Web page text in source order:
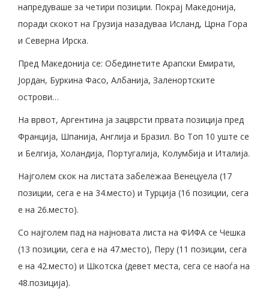
напредуваше за четири позиции. Покрај Македонија,
поради скокот на Грузија назадуваа Исланд, Црна Гора
и Северна Ирска.
Пред Македонија се: Обединетите Арапски Емирати,
Јордан, Буркина Фасо, Албанија, Заленортските
острови…
На врвот, Аргентина ја зацврсти првата позиција пред
Франција, Шпанија, Англија и Бразил. Во Топ 10 уште се
и Белгија, Холандија, Португалија, Колумбија и Италија.
Најголем скок на листата забележаа Венецуела (17
позиции, сега е на 34.место) и Турција (16 позиции, сега
е на 26.место).
Со најголем пад на најновата листа на ФИФА се Чешка
(13 позиции, сега е на 47.место), Перу (11 позиции, сега
е на 42.место) и Шкотска (девет места, сега се наоѓа на
48.позиција).